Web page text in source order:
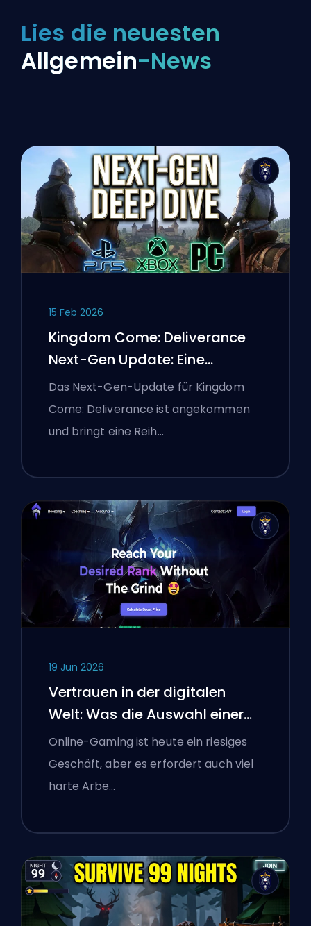
Lies die neuesten
Allgemein-News
15 Feb 2026
Kingdom Come: Deliverance
Next-Gen Update: Eine
Tiefenanalyse
Das Next-Gen-Update für Kingdom
Come: Deliverance ist angekommen
und bringt eine Reih…
19 Jun 2026
Vertrauen in der digitalen
Welt: Was die Auswahl einer
Boosting-Plattform polnischen
Gamern über die Überprüfung
von Online-Diensten
Online-Gaming ist heute ein riesiges
Geschäft, aber es erfordert auch viel
harte Arbe…